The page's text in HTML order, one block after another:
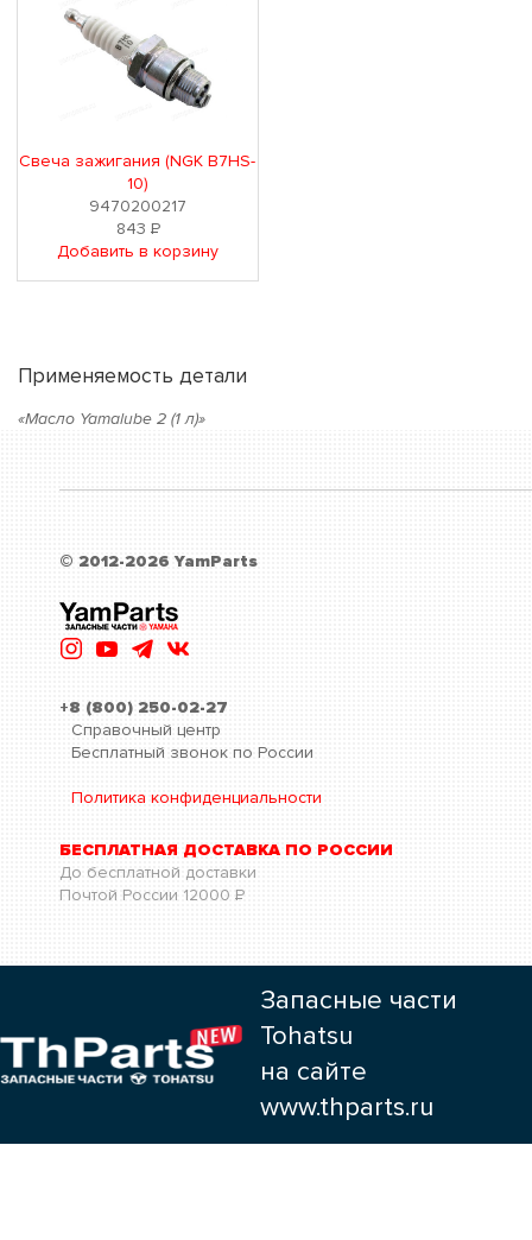
Свеча зажигания (NGK B7HS-
10)
9470200217
843Р
Добавить в корзину
Применяемость детали
«Масло Yamalube 2 (1 л)»
© 2012-2026 YamParts
+8 (800) 250-02-27
Справочный центр
Бесплатный звонок по России
Политика конфиденциальности
БЕСПЛАТНАЯ ДОСТАВКА ПО РОССИИ
До бесплатной доставки
Почтой России 12000 Р
Запасные части
Tohatsu
на сайте
www.thparts.ru